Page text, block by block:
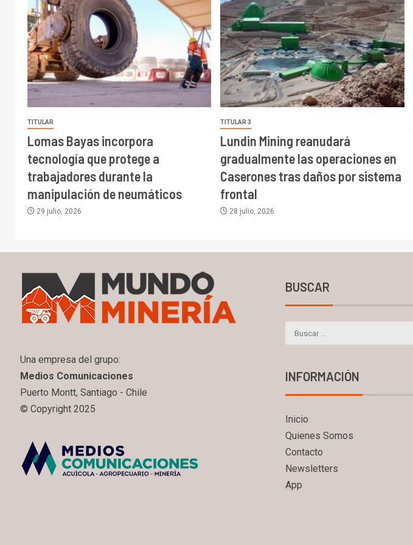
TITULAR
Lomas Bayas incorpora
tecnología que protege a
trabajadores durante la
manipulación de neumáticos
29 julio, 2026
TITULAR 3
Lundin Mining reanudará
gradualmente las operaciones en
Caserones tras daños por sistema
frontal
28 julio, 2026
Una empresa del grupo:
Medios Comunicaciones
Puerto Montt, Santiago - Chile
© Copyright 2025
BUSCAR
INFORMACIÓN
Inicio
Quienes Somos
Contacto
Newsletters
App